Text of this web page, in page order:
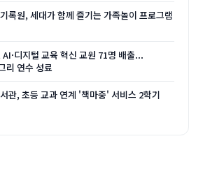
록원, 세대가 함께 즐기는 가족놀이 프로그램
디지털 교육 혁신 교원 71명 배출...
리 연수 성료
관, 초등 교과 연계 '책마중' 서비스 2학기